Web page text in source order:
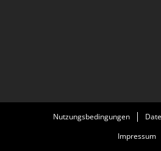
Nutzungsbedingungen
Impressum